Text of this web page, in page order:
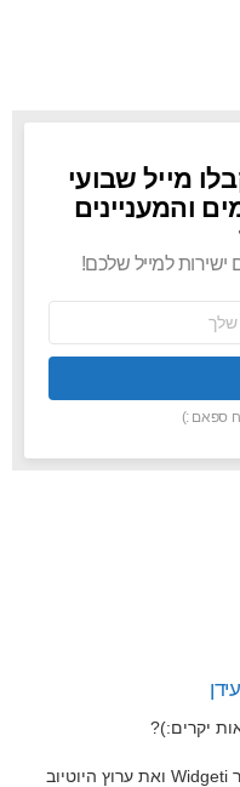
מייל שבועי
והמעניינים
ישירות למייל שלכם!
ספאם :)
עידן
יקרים:)?
אני עידן ואני המנהל והמייסד של אתר Widgeti ואת ערוץ היוטיוב